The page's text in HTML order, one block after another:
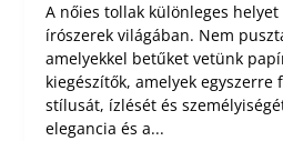
A nőies tollak különleges
írószerek világában. Nem
amelyekkel betűket vetünk
kiegészítők, amelyek egyszerre
stílusát, ízlését és
elegancia és a...